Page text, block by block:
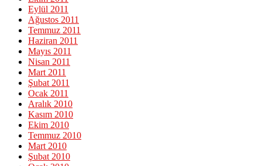
Eylül 2011
Ağustos 2011
Temmuz 2011
Haziran 2011
Mayıs 2011
Nisan 2011
Mart 2011
Şubat 2011
Ocak 2011
Aralık 2010
Kasım 2010
Ekim 2010
Temmuz 2010
Mart 2010
Şubat 2010